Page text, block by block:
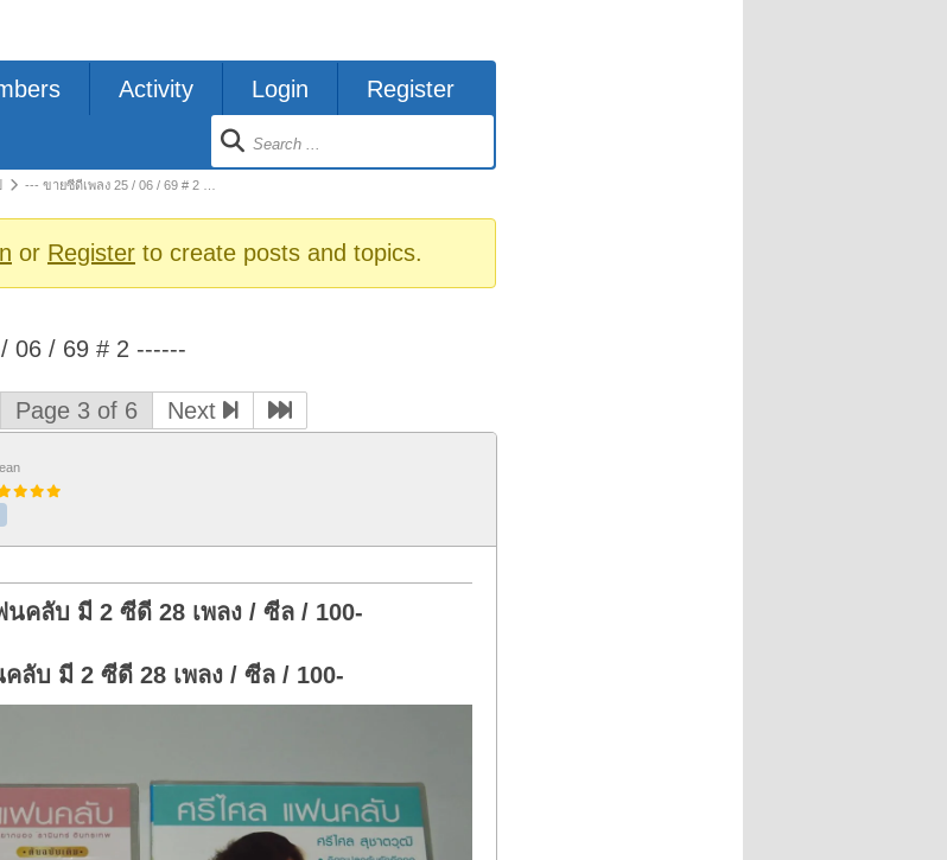
Activity Login Register
--- ขายซีดีเพลง 25 / 06 / 69 # 2 …
or Registerto create posts and topics.
06 / 69 # 2 ------
Page 3 of 6 Next
คลับ มี 2 ซีดี 28 เพลง / ซีล / 100-
ลับ มี 2 ซีดี 28 เพลง / ซีล / 100-